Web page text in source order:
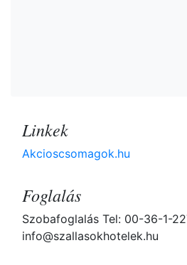
Linkek
Akcioscsomagok.hu
Foglalás
Szobafoglalás Tel: 00-36-1-
info@szallasokhotelek.hu